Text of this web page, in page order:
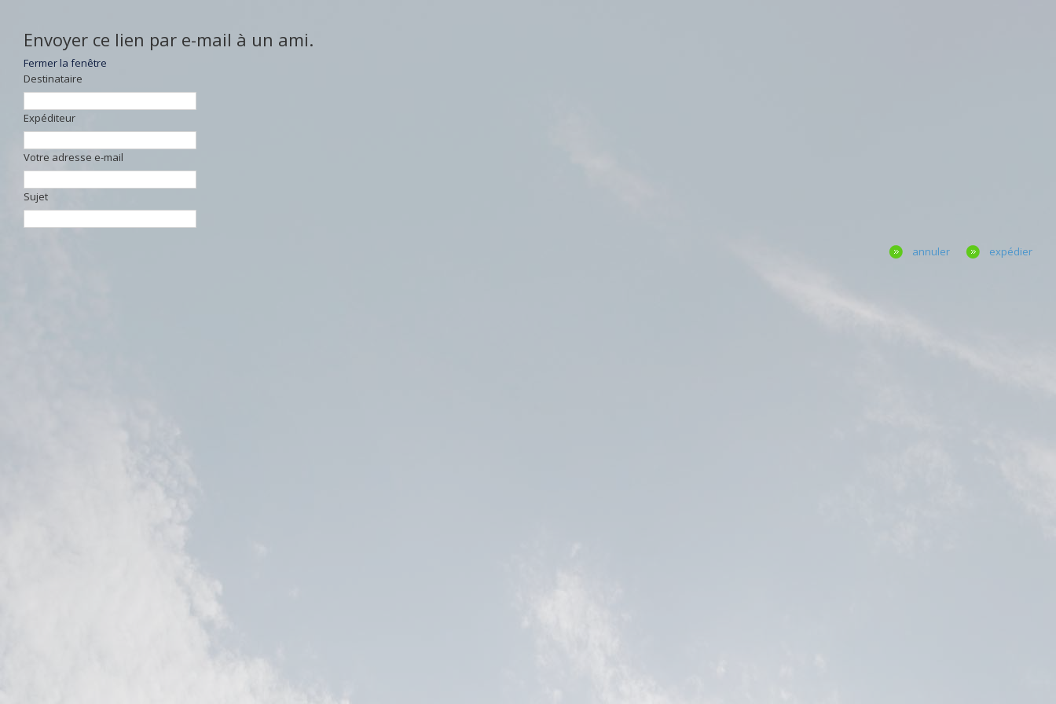
Envoyer ce lien par e-mail à un ami.
Fermer la fenêtre
Destinataire
Expéditeur
Votre adresse e-mail
Sujet
expédier
annuler